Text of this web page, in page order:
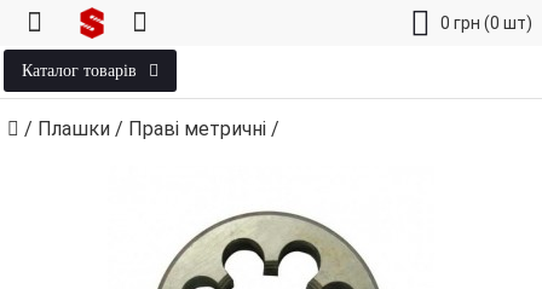
0 грн (0 шт)
Каталог товарів
/ Плашки / Праві метричні /